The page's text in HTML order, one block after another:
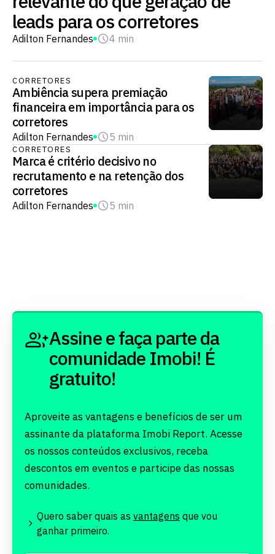
leads para os corretores
Adilton Fernandes 4 min
CORRETORES
Ambiência supera premiação
financeira em importância para os
corretores
Adilton Fernandes 5 min
CORRETORES
Marca é critério decisivo no
recrutamento e na retenção dos
corretores
Adilton Fernandes 5 min
Assine e faça parte da
comunidade Imobi! É
gratuito!
Aproveite as vantagens e benefícios de ser um
assinante da plataforma Imobi Report. Acesse
os nossos conteúdos exclusivos, receba
descontos em eventos e participe das nossas
comunidades.
Quero saber quais as vantagens que vou
ganhar primeiro.